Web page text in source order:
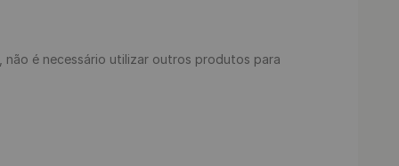
não é necessário utilizar outros produtos para